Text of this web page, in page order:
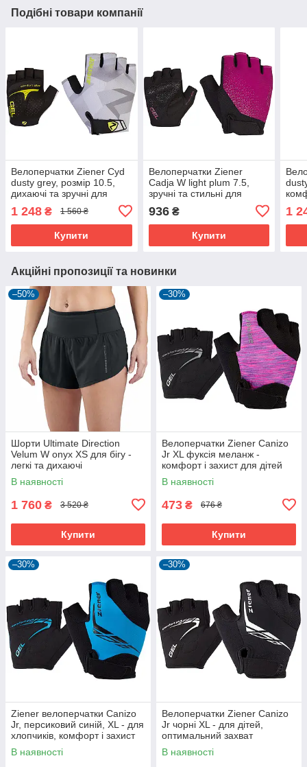
Подібні товари компанії
Велоперчатки Ziener Cyd
dusty grey, розмір 10.5,
дихаючі та зручні для
1 248 ₴ 1 560 ₴
Купити
Велоперчатки Ziener
Cadja W light plum 7.5,
зручні та стильні для
936₴
Купити
1
Акційні пропозиції та новинки
–50%
Шорти Ultimate Direction
Velum W onyx XS для бігу -
легкі та дихаючі
В наявності
1 760 ₴ 3 520 ₴
Купити
–30%
Велоперчатки Ziener Canizo
Jr XL фуксія меланж -
комфорт і захист для дітей
В наявності
473 ₴ 676 ₴
Купити
–30%
Ziener велоперчатки Canizo
Jr, персиковий синій, XL - для
хлопчиків, комфорт і захист
В наявності
–30%
Велоперчатки Ziener Canizo
Jr чорні XL - для дітей,
оптимальний захват
В наявності